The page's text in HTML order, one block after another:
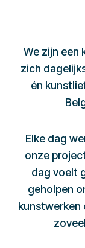
We zijn een
zich
én
Elke dag
onze
dag voelt
geholpen
kunstwerken